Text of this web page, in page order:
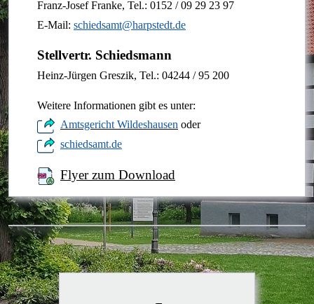
Franz-Josef Franke, Tel.: 0152 / 09 29 23 97
E-Mail: schiedsamt@harpstedt.de
Stellvertr. Schiedsmann
Heinz-Jürgen Greszik, Tel.: 04244 / 95 200
Weitere Informationen gibt es unter:
Amtsgericht Wildeshausen oder
schiedsamt.de
Flyer zum Download